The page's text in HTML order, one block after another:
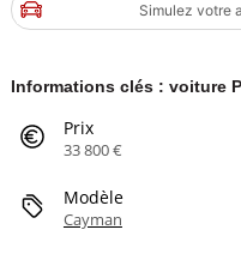
Simulez votre
Informations clés : voiture
Prix
33 800 €
Modèle
Cayman